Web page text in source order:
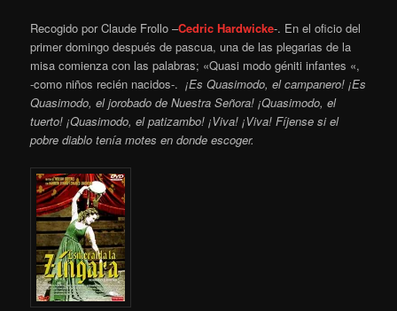
Recogido por Claude Frollo –Cedric Hardwicke-. En el oficio del
primer domingo después de pascua, una de las plegarias de la
misa comienza con las palabras; «Quasi modo géniti infantes «,
-como niños recién nacidos-. ¡Es Quasimodo, el campanero! ¡Es
Quasimodo, el jorobado de Nuestra Señora! ¡Quasimodo, el
tuerto! ¡Quasimodo, el patizambo! ¡Viva! ¡Viva! Fíjense si el
pobre diablo tenía motes en donde escoger.